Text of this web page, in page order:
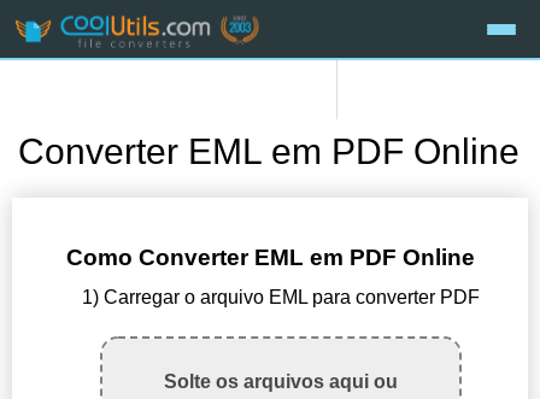
Converter EML em PDF Online
Como Converter EML em PDF Online
1) Carregar o arquivo EML para converter PDF
Solte os arquivos aqui ou